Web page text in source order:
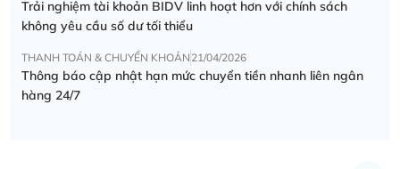
Trải nghiệm tài khoản BIDV linh hoạt hơn với chính sách
không yêu cầu số dư tối thiểu
THANH TOÁN & CHUYỂN KHOẢN 21/04/2026
Thông báo cập nhật hạn mức chuyển tiền nhanh liên ngân
hàng 24/7